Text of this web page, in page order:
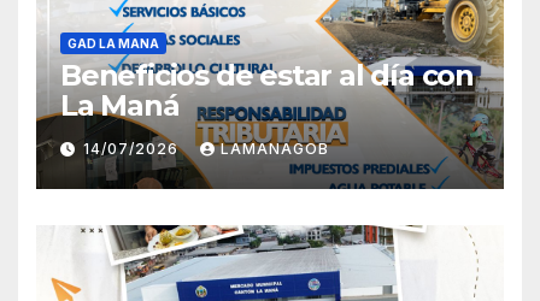
GAD LA MANA
Beneficios de estar al día con
La Maná
14/07/2026 LAMANAGOB